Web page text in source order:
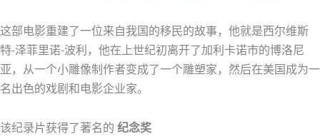
这部电影重建了一位来自我国的移民的故事，他就是西尔维斯
特-泽菲里诺-波利，他在上世纪初离开了加利卡诺市的博洛尼
亚，从一个小雕像制作者变成了一个雕塑家，然后在美国成为一
名出色的戏剧和电影企业家。
该纪录片获得了著名的 纪念奖